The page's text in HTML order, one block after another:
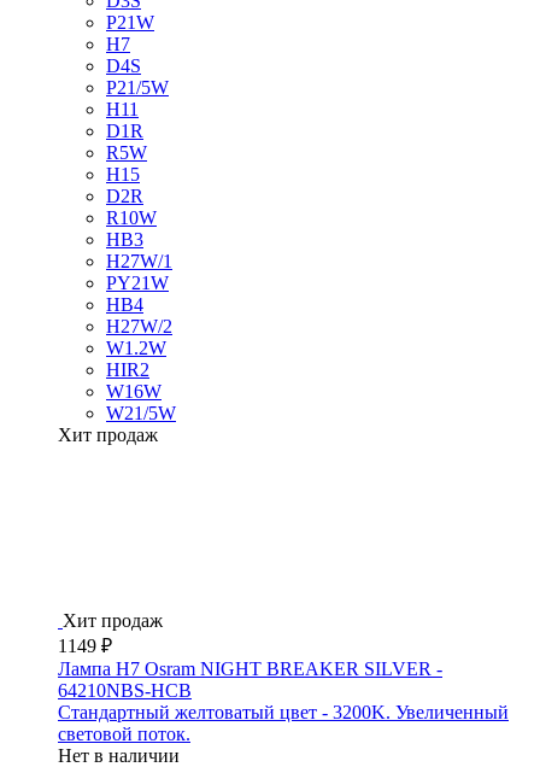
P21W
H7
D4S
P21/5W
H11
D1R
R5W
H15
D2R
R10W
HB3
H27W/1
PY21W
HB4
H27W/2
W1.2W
HIR2
W16W
W21/5W
Хит продаж
Хит продаж
1149 ₽
Лампа H7 Osram NIGHT BREAKER SILVER -
64210NBS-HCB
Стандартный желтоватый цвет - 3200K. Увеличенный
световой поток.
Нет в наличии